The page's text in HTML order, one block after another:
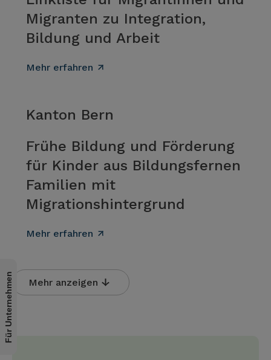
Migranten zu Integration,
Bildung und Arbeit
Mehr erfahren
Kanton Bern
Frühe Bildung und Förderung
für Kinder aus Bildungsfernen
Familien mit
Migrationshintergrund
Mehr erfahren
Mehr anzeigen
Für Unternehmen